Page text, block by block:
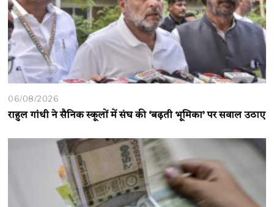
06/08/2026
राहुल गांधी ने सैनिक स्कूलों में संघ की ‘बढ़ती भूमिका’ पर सवाल उठाए